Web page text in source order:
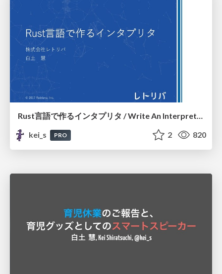
Rust言語で作るインタプリタ / Write An Interpreter In Rust
kei_s
PRO 2 820